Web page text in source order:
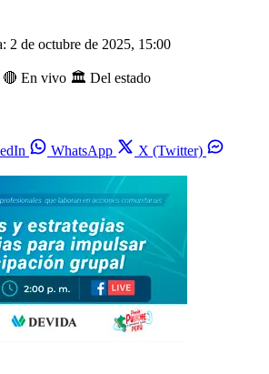
2 de octubre de 2025, 15:00
🔴 En vivo 🏛️ Del estado
WhatsApp
X (Twitter)